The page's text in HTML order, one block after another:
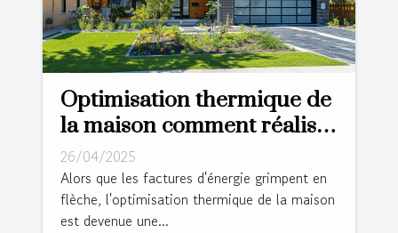
Optimisation thermique de
la maison comment réaliser
des économies d'énergie
durables
26/04/2025
Alors que les factures d'énergie grimpent en
flèche, l'optimisation thermique de la maison
est devenue une...